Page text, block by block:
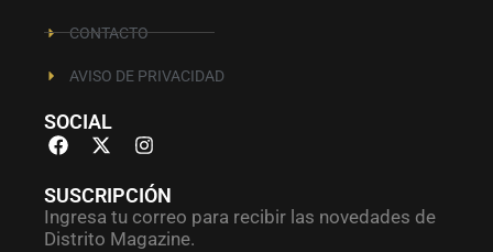
CONTACTO
AVISO DE PRIVACIDAD
SOCIAL
SUSCRIPCIÓN
Ingresa tu correo para recibir las novedades de
Distrito Magazine.